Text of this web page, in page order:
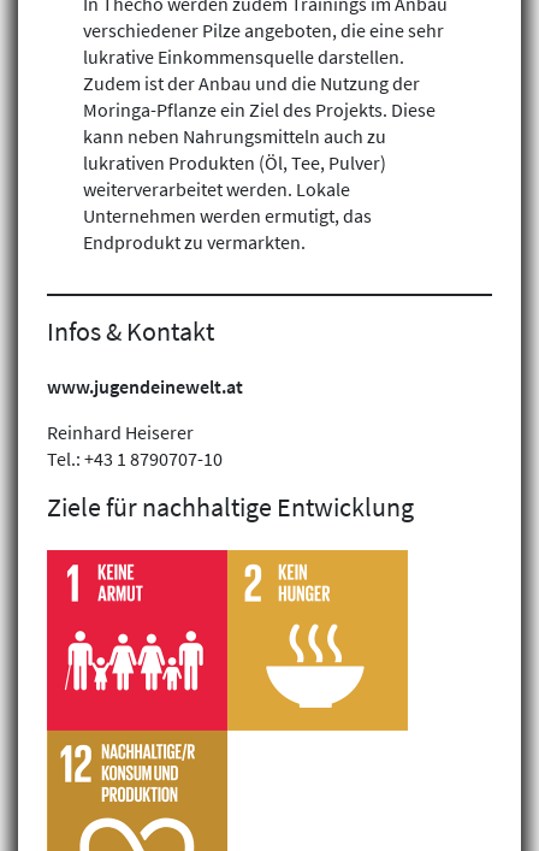
Klimagerechtigkeit
Geschlechtergerechtigkeit
Inklusion
Filterergebnis: 1 gefunden
Nachhaltige biologische
Landwirtschaft in Nepal
Nepal, Jugend Eine Welt – Don Bosco
Aus- & Weiterbildung, Ländliche Entwicklung &
Ernährungssicherheit
verschiedener Pilze angeboten, die eine sehr
lukrative Einkommensquelle darstellen.
Zudem ist der Anbau und die Nutzung der
Moringa-Pflanze ein Ziel des Projekts. Diese
kann neben Nahrungsmitteln auch zu
lukrativen Produkten (Öl, Tee, Pulver)
weiterverarbeitet werden. Lokale
Unternehmen werden ermutigt, das
Endprodukt zu vermarkten.
Infos & Kontakt
www.jugendeinewelt.at
Reinhard Heiserer
Tel.: +43 1 8790707-10
Ziele für nachhaltige Entwicklung